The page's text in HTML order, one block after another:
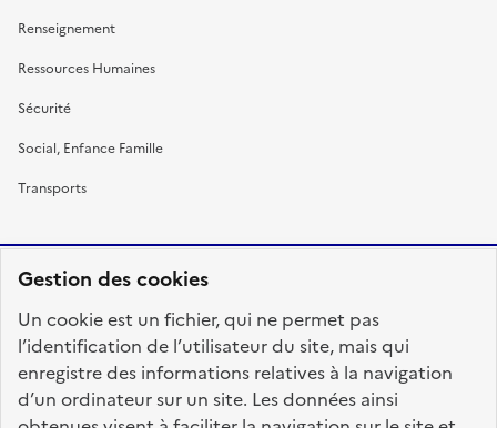
Gestion des cookies
Un cookie est un fichier, qui ne permet pas
l’identification de l’utilisateur du site, mais qui
enregistre des informations relatives à la navigation
d’un ordinateur sur un site. Les données ainsi
Renseignement
Ressources Humaines
Sécurité
Social, Enfance Famille
Transports
FRANÇAISE